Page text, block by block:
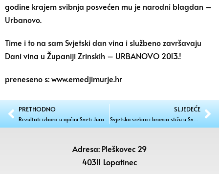
godine krajem svibnja posvećen mu je narodni blagdan –
Urbanovo.
Time i to na sam Svjetski dan vina i službeno završavaju
Dani vina u Županiji Zrinskih – URBANOVO 2013.!
preneseno s: www.emedjimurje.hr
PRETHODNO SLJEDEĆE
Svjetsko srebro i bronca stižu u Sveti Juraj na Bregu
Adresa: Pleškovec 29
40311 Lopatinec